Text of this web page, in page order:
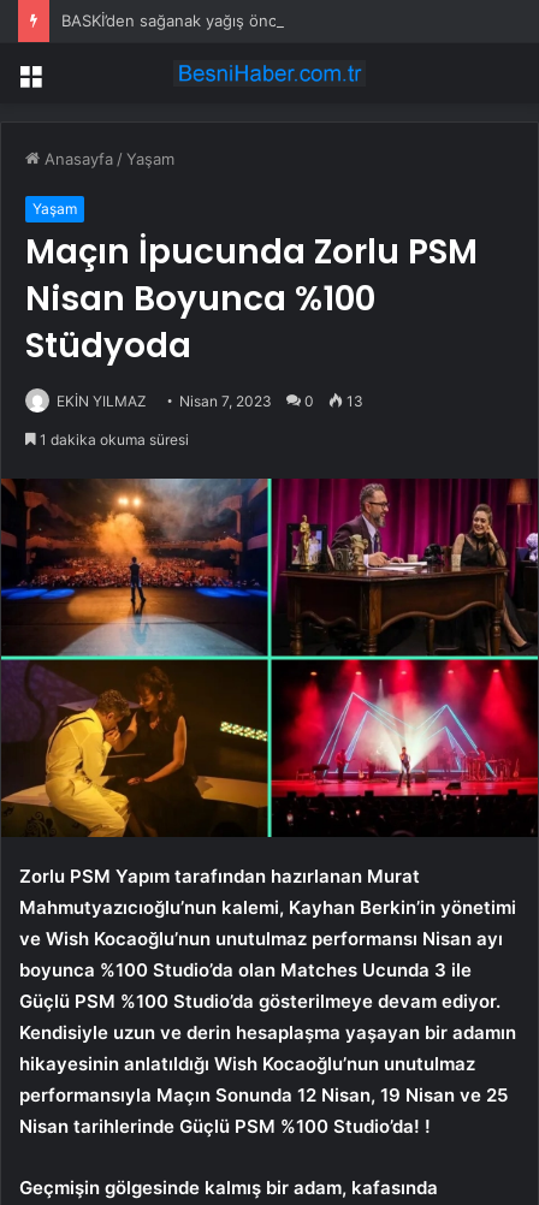
Menü
Anasayfa /Yaşam
Yaşam
Maçın İpucunda Zorlu PSM
Nisan Boyunca %100
Stüdyoda
EKİN YILMAZ Nisan 7, 2023 0 13
1 dakika okuma süresi
Zorlu PSM Yapım tarafından hazırlanan Murat
Mahmutyazıcıoğlu’nun kalemi, Kayhan Berkin’in yönetimi
ve Wish Kocaoğlu’nun unutulmaz performansı Nisan ayı
boyunca %100 Studio’da olan Matches Ucunda 3 ile
Güçlü PSM %100 Studio’da gösterilmeye devam ediyor.
Kendisiyle uzun ve derin hesaplaşma yaşayan bir adamın
hikayesinin anlatıldığı Wish Kocaoğlu’nun unutulmaz
performansıyla Maçın Sonunda 12 Nisan, 19 Nisan ve 25
Nisan tarihlerinde Güçlü PSM %100 Studio’da! !
Geçmişin gölgesinde kalmış bir adam, kafasında